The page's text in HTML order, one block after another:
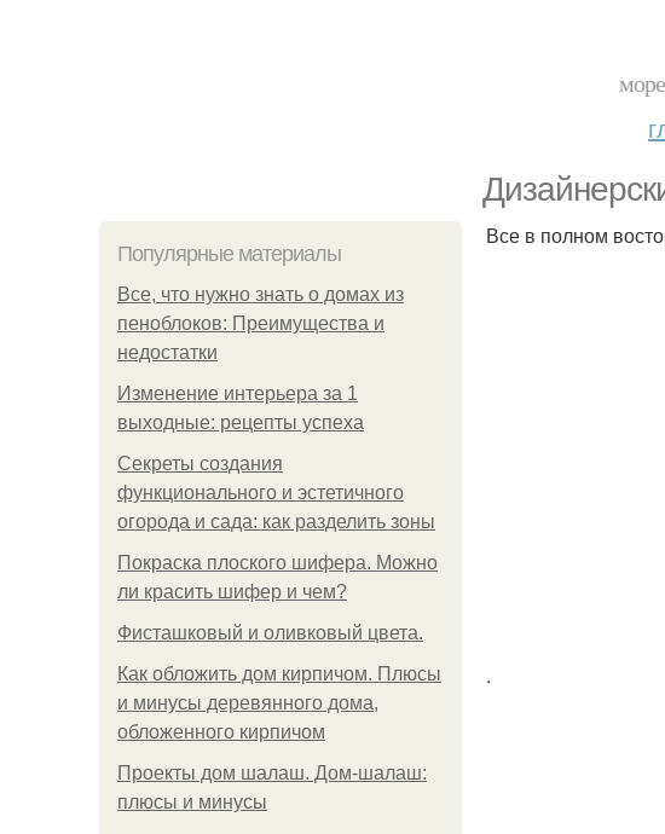
Популярные материалы
Все, что нужно знать о домах из
пеноблоков: Преимущества и
недостатки
Изменение интерьера за 1
выходные: рецепты успеха
Секреты создания
функционального и эстетичного
огорода и сада: как разделить зоны
Покраска плоского шифера. Можно
ли красить шифер и чем?
Фисташковый и оливковый цвета.
Как обложить дом кирпичом. Плюсы
и минусы деревянного дома,
обложенного кирпичом
Проекты дом шалаш. Дом-шалаш:
плюсы и минусы
Все в полном
.